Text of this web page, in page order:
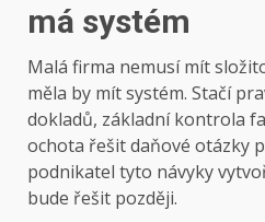
má systém
Malá firma nemusí mít
měla by mít systém. Stačí
dokladů, základní kontrola
ochota řešit daňové otázky
podnikatel tyto návyky
bude řešit později.